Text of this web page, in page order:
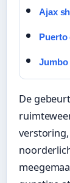
Ajax
Puerto
Jumbo
De